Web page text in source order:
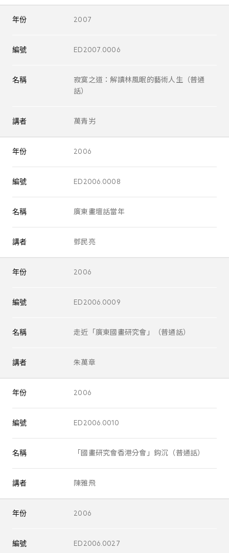
年份 2007
編號 ED2007.0006
名稱
寂寞之道：解讀林風眠的藝術人生（普通
話）
講者 萬青屴
年份 2006
編號 ED2006.0008
名稱 廣東畫壇話當年
講者 鄧民亮
年份 2006
編號 ED2006.0009
名稱 走近「廣東國畫研究會」（普通話）
講者 朱萬章
年份 2006
編號 ED2006.0010
名稱 「國畫研究會香港分會」鈎沉（普通話）
講者 陳雅飛
年份 2006
編號 ED2006.0027